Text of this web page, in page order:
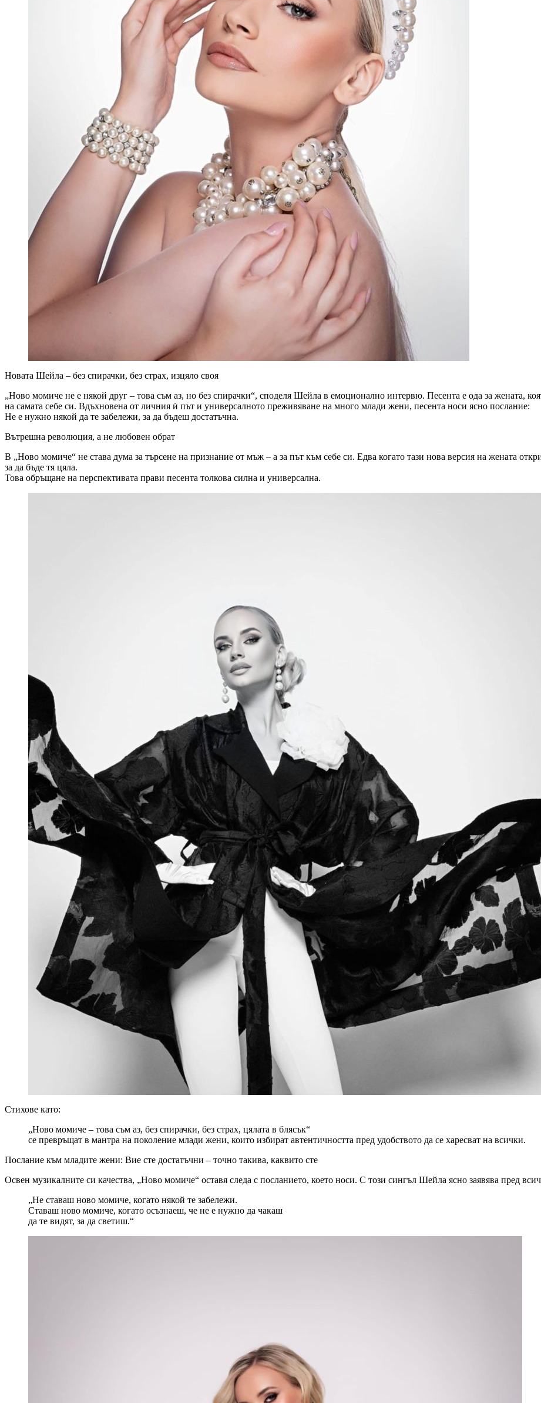
Новата Шейла – без спирачки, без страх, изцяло своя
„Ново момиче не е някой друг – това съм аз, но без спирачки“, споделя Шейла в емоционално интервю. Песента е ода за жената,
на самата себе си. Вдъхновена от личния ѝ път и универсалното преживяване на много млади жени, песента носи ясно послание:
Не е нужно някой да те забележи, за да бъдеш достатъчна.
Вътрешна революция, а не любовен обрат
В „Ново момиче“ не става дума за търсене на признание от мъж – а за път към себе си. Едва когато тази нова версия на жената
за да бъде тя цяла.
Това обръщане на перспективата прави песента толкова силна и универсална.
Стихове като:
„Ново момиче – това съм аз, без спирачки, без страх, цялата в блясък“
се превръщат в мантра на поколение млади жени, които избират автентичността пред удобството да се харесват на всички.
Послание към младите жени: Вие сте достатъчни – точно такива, каквито сте
Освен музикалните си качества, „Ново момиче“ оставя следа с посланието, което носи. С този сингъл Шейла ясно заявява пред
„Не ставаш ново момиче, когато някой те забележи.
Ставаш ново момиче, когато осъзнаеш, че не е нужно да чакаш
да те видят, за да светиш.“